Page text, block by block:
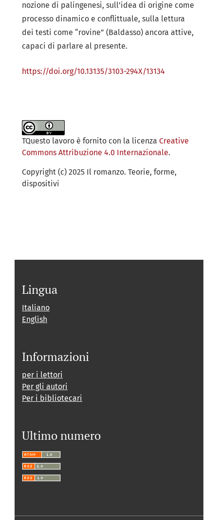
nozione di palingenesi, sull’idea di origine come
processo dinamico e conflittuale, sulla lettura
dei testi come “rovine” (Baldasso) ancora attive,
capaci di parlare al presente.
https://doi.org/10.13135/3103-294X/13134
TQuesto lavoro è fornito con la licenza Creative
Commons Attribuzione 4.0 Internazionale.
Copyright (c) 2025 Il romanzo. Teorie, forme,
dispositivi
Lingua
Italiano
English
Informazioni
per i lettori
Per gli autori
Per i bibliotecari
Ultimo numero